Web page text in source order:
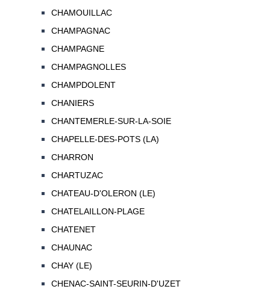
CHAMOUILLAC
CHAMPAGNAC
CHAMPAGNE
CHAMPAGNOLLES
CHAMPDOLENT
CHANIERS
CHANTEMERLE-SUR-LA-SOIE
CHAPELLE-DES-POTS (LA)
CHARRON
CHARTUZAC
CHATEAU-D'OLERON (LE)
CHATELAILLON-PLAGE
CHATENET
CHAUNAC
CHAY (LE)
CHENAC-SAINT-SEURIN-D'UZET